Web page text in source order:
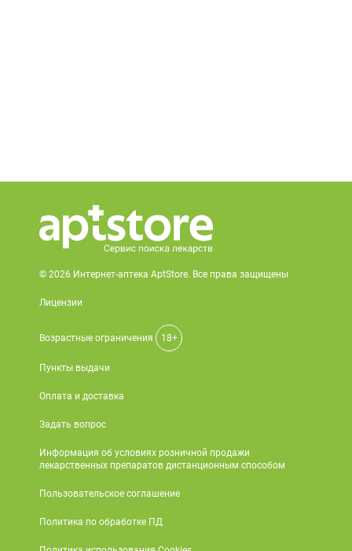
© 2026 Интернет-аптека AptStore. Все права защищены
Лицензии
Возрастные ограничения 18+
Пункты выдачи
Оплата и доставка
Задать вопрос
Информация об условиях розничной продажи
лекарственных препаратов дистанционным способом
Пользовательское соглашение
Политика по обработке ПД